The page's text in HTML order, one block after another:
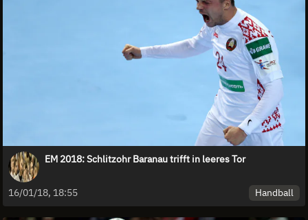
EM 2018: Schlitzohr Baranau trifft in leeres Tor
16/01/18, 18:55 Handball